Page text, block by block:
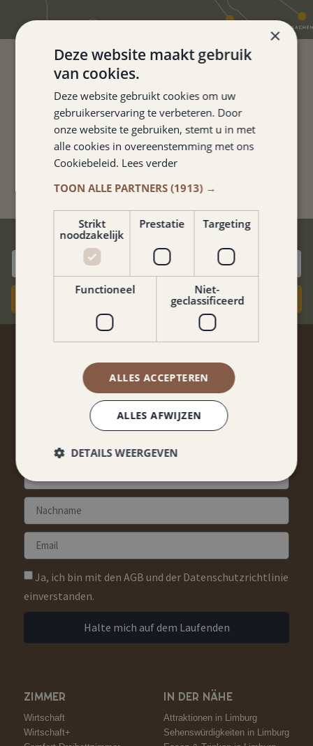
TOLLES HOTEL. DIE ZIMMER
SIND ORDENTLICH UND
SAUBER.
Kathelijne van Neerven
BESTPREIS-GARANTIE
Jetzt Buchen
AUF DEM LAUFENDEN
BLEIBEN?
Keine Rabatte und Arrangements verpassen?
Melden Sie sich für unseren Newsletter an!
Ja, ich bin mit den AGB und der Datenschutzrichtlinie
einverstanden.
Halte mich auf dem Laufenden
ZIMMER
Wirtschaft
Wirtschaft+
IN DER NÄHE
Attraktionen in Limburg
Sehenswürdigkeiten in Limburg
×
Deze website maakt gebruik
van cookies.
Deze website gebruikt cookies om uw
gebruikerservaring te verbeteren. Door
onze website te gebruiken, stemt u in met
alle cookies in overeenstemming met ons
Cookiebeleid. Lees verder
TOON ALLE PARTNERS (1913) →
Strikt
noodzakelijk
Prestatie Targeting
Functioneel
Niet-
geclassificeerd
ALLES ACCEPTEREN
ALLES AFWIJZEN
DETAILS WEERGEVEN